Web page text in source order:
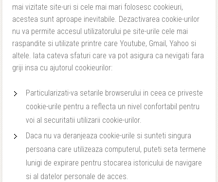
mai vizitate site-uri si cele mai mari folosesc cookieuri,
acestea sunt aproape inevitabile. Dezactivarea cookie-urilor
nu va permite accesul utilizatorului pe site-urile cele mai
raspandite si utilizate printre care Youtube, Gmail, Yahoo si
altele. Iata cateva sfaturi care va pot asigura ca nevigati fara
griji insa cu ajutorul cookieurilor:
Particularizati-va setarile browserului in ceea ce priveste
cookie-urile pentru a reflecta un nivel confortabil pentru
voi al securitatii utilizarii cookie-urilor.
Daca nu va deranjeaza cookie-urile si sunteti singura
persoana care utilizeaza computerul, puteti seta termene
lunigi de expirare pentru stocarea istoricului de navigare
si al datelor personale de acces.